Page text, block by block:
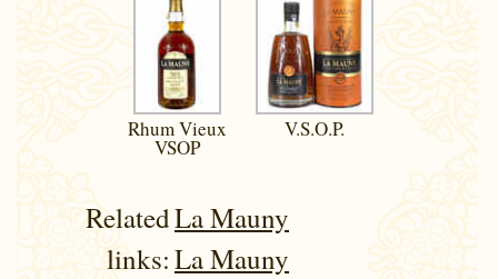
Rhum Vieux
VSOP
V.S.O.P.
Related
links:
La Mauny
La Mauny